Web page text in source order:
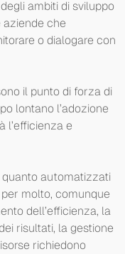
ambiti di sviluppo
che
o dialogare con
il punto di forza di
lontano l’adozione
l’efficienza e
quanto automatizzati
molto, comunque
dell’efficienza, la
risultati, la gestione
richiedono